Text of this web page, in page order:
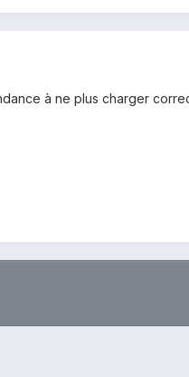
à ne plus charger